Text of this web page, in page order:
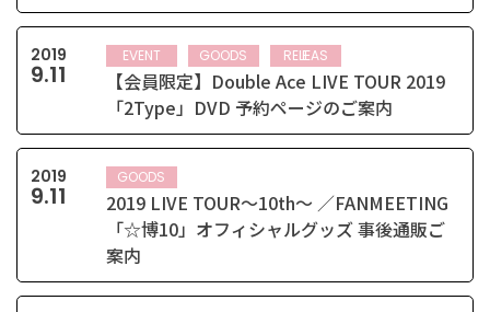
2019
9.11
EVENT GOODS RELEASE
【会員限定】Double Ace LIVE TOUR 2019
「2Type」DVD 予約ページのご案内
2019
9.11
GOODS
2019 LIVE TOUR～10th～ ／FANMEETING
「☆博10」オフィシャルグッズ 事後通販ご
案内